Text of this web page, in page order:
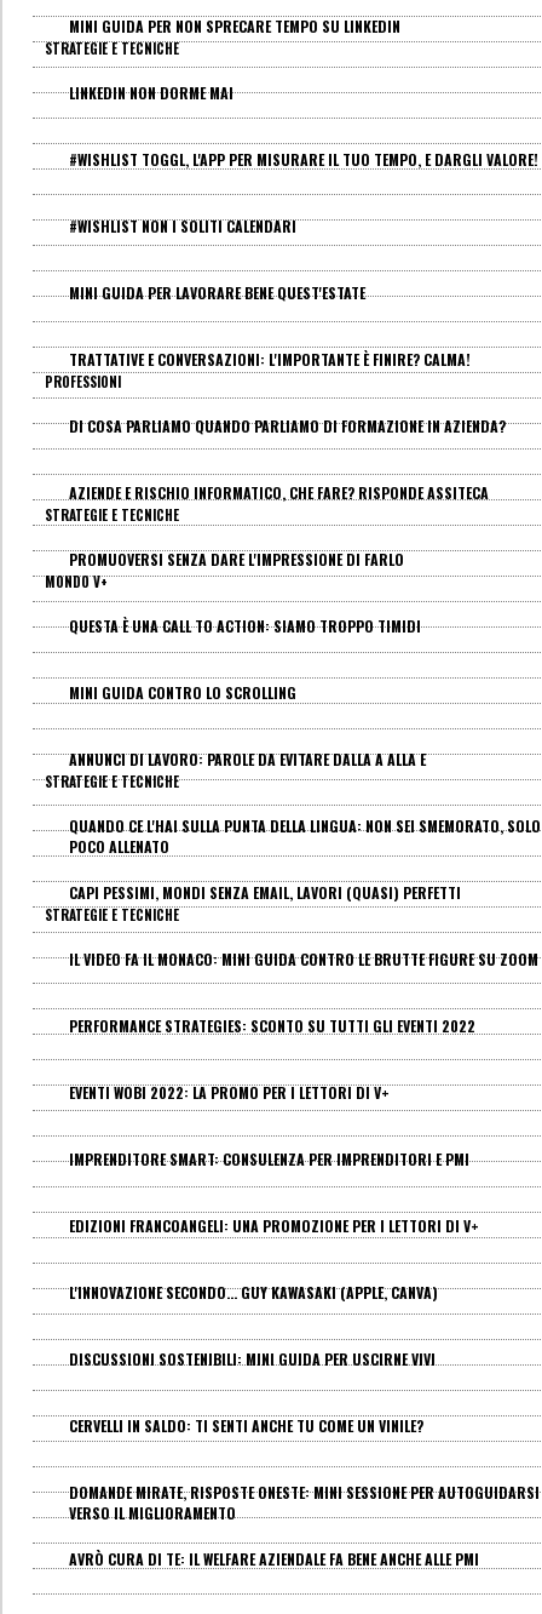
MINI GUIDA PER NON SPRECARE TEMPO SU LINKEDIN
STRATEGIE E TECNICHE
LINKEDIN NON DORME MAI
#WISHLIST TOGGL, L'APP PER MISURARE IL TUO TEMPO, E DARGLI VALORE!
#WISHLIST NON I SOLITI CALENDARI
MINI GUIDA PER LAVORARE BENE QUEST'ESTATE
TRATTATIVE E CONVERSAZIONI: L'IMPORTANTE È FINIRE? CALMA!
PROFESSIONI
DI COSA PARLIAMO QUANDO PARLIAMO DI FORMAZIONE IN AZIENDA?
AZIENDE E RISCHIO INFORMATICO, CHE FARE? RISPONDE ASSITECA
STRATEGIE E TECNICHE
PROMUOVERSI SENZA DARE L'IMPRESSIONE DI FARLO
MONDO V+
QUESTA È UNA CALL TO ACTION: SIAMO TROPPO TIMIDI
MINI GUIDA CONTRO LO SCROLLING
ANNUNCI DI LAVORO: PAROLE DA EVITARE DALLA A ALLA E
STRATEGIE E TECNICHE
QUANDO CE L'HAI SULLA PUNTA DELLA LINGUA: NON SEI SMEMORATO, SOLO
POCO ALLENATO
CAPI PESSIMI, MONDI SENZA EMAIL, LAVORI (QUASI) PERFETTI
STRATEGIE E TECNICHE
IL VIDEO FA IL MONACO: MINI GUIDA CONTRO LE BRUTTE FIGURE SU ZOOM
PERFORMANCE STRATEGIES: SCONTO SU TUTTI GLI EVENTI 2022
EVENTI WOBI 2022: LA PROMO PER I LETTORI DI V+
IMPRENDITORE SMART: CONSULENZA PER IMPRENDITORI E PMI
EDIZIONI FRANCOANGELI: UNA PROMOZIONE PER I LETTORI DI V+
L'INNOVAZIONE SECONDO... GUY KAWASAKI (APPLE, CANVA)
DISCUSSIONI SOSTENIBILI: MINI GUIDA PER USCIRNE VIVI
CERVELLI IN SALDO: TI SENTI ANCHE TU COME UN VINILE?
DOMANDE MIRATE, RISPOSTE ONESTE: MINI SESSIONE PER AUTOGUIDARSI
VERSO IL MIGLIORAMENTO
AVRÒ CURA DI TE: IL WELFARE AZIENDALE FA BENE ANCHE ALLE PMI